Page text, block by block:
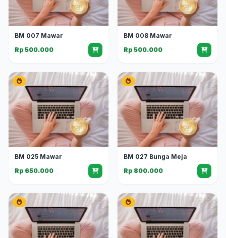
BM 007 Mawar
Rp 500.000
BM 008 Mawar
Rp 500.000
BM 025 Mawar
Rp 650.000
BM 027 Bunga Meja
Rp 800.000